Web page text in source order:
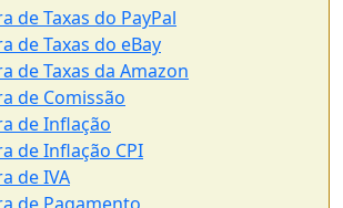
de Taxas do PayPal
de Taxas do eBay
de Taxas da Amazon
de Comissão
de Inflação
de Inflação CPI
de IVA